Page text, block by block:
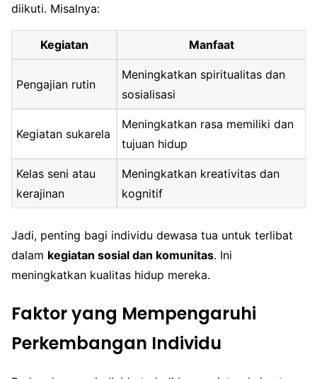
diikuti. Misalnya:
Kegiatan Manfaat
Pengajian rutin
Meningkatkan spiritualitas dan
sosialisasi
Kegiatan sukarela
Meningkatkan rasa memiliki dan
tujuan hidup
Kelas seni atau
kerajinan
Meningkatkan kreativitas dan
kognitif
Jadi, penting bagi individu dewasa tua untuk terlibat
dalam kegiatan sosial dan komunitas. Ini
meningkatkan kualitas hidup mereka.
Faktor yang Mempengaruhi
Perkembangan Individu